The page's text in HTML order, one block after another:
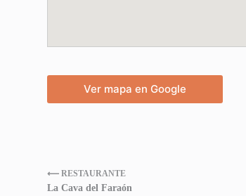
Ver mapa en Google
⟵ RESTAURANTE
La Cava del Faraón